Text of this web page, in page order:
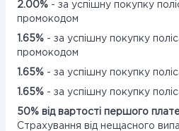
2.00% - за успішну покупку
промокодом
1.65% - за успішну покупку
промокодом
1.65% - за успішну покупку
1.65% - за успішну покупку
50% від вартості першого
Страхування від нещасного